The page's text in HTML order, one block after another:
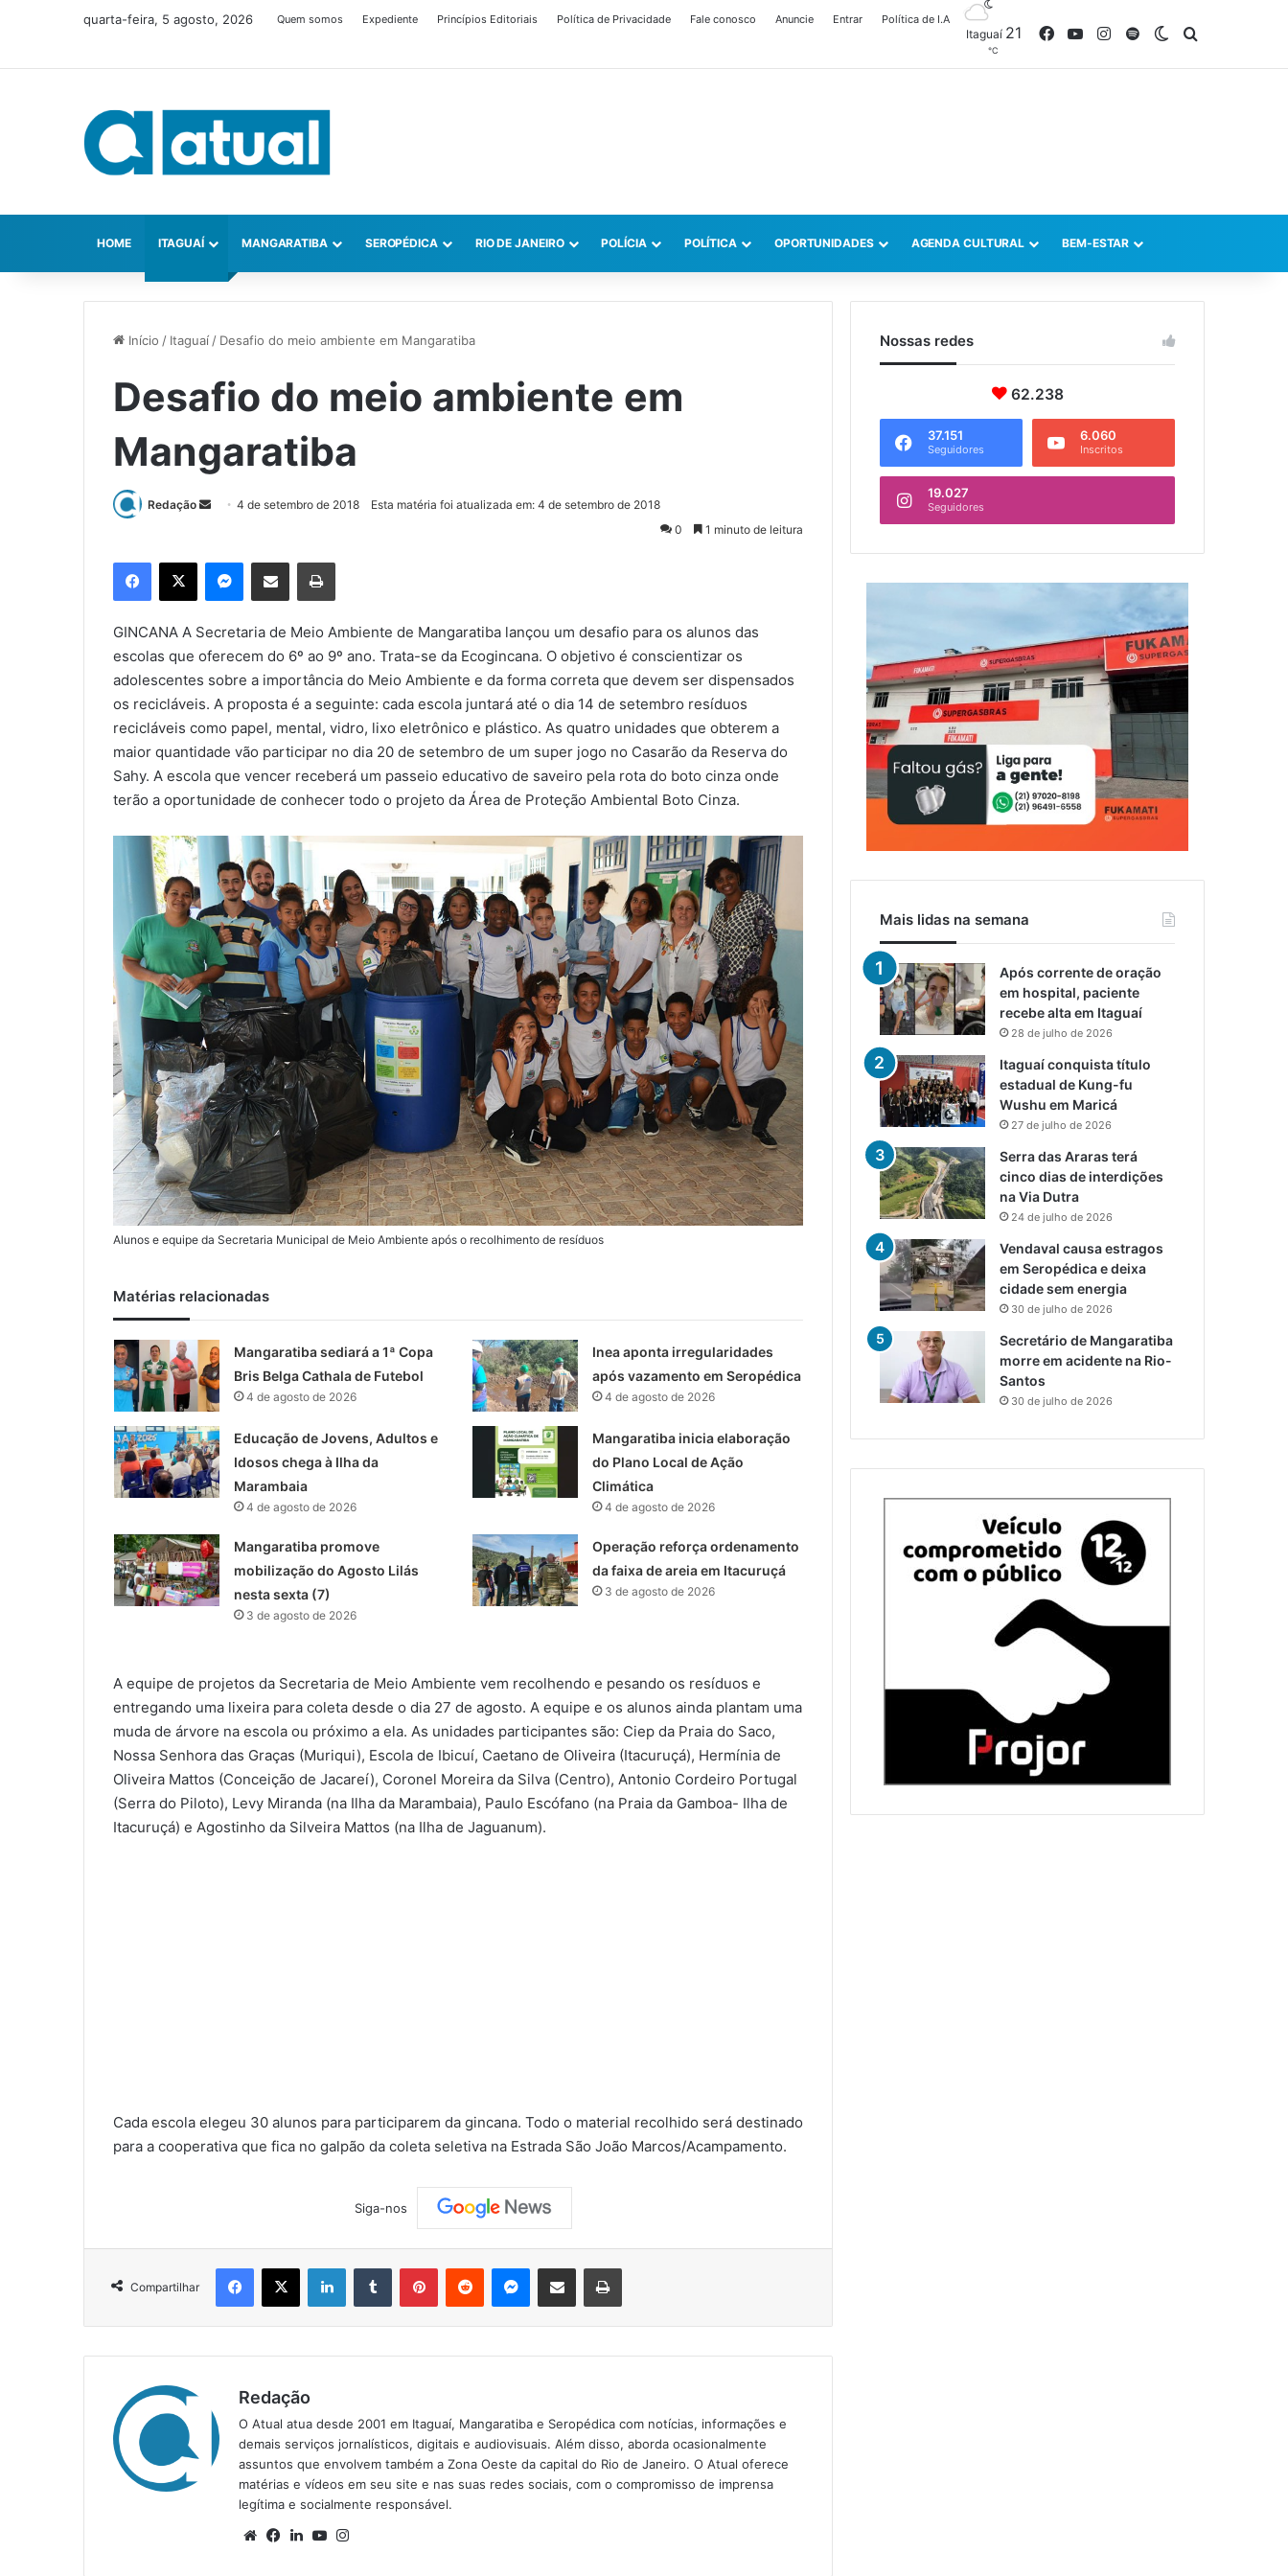
quarta-feira, 5 agosto, 2026 Quem somos Expediente Princípios Editoriais Política de Privacidade Fale conosco Anuncie Entrar Política de I.A
Itaguaí 21
℃
FacebookYouTubeInstagram
SpotifySwitch skin
HOME ITAGUAÍ MANGARATIBA SEROPÉDICA RIO DE JANEIRO POLÍCIA POLÍTICA OPORTUNIDADES AGENDA CULTURAL BEM-ESTAR
Início / Itaguaí/ Desafio do meio ambiente em Mangaratiba
Desafio do meio ambiente em
Mangaratiba
Redação
m
e
-
m
a
i
4 de setembro de 2018
Esta matéria foi atualizada em: 4 de setembro de 2018
0
1 minuto de leitura
GINCANA A Secretaria de Meio Ambiente de Mangaratiba lançou um desafio para os alunos das
escolas que oferecem do 6º ao 9º ano. Trata-se da Ecogincana. O objetivo é conscientizar os
adolescentes sobre a importância do Meio Ambiente e da forma correta que devem ser dispensados
os recicláveis. A proposta é a seguinte: cada escola juntará até o dia 14 de setembro resíduos
recicláveis como papel, mental, vidro, lixo eletrônico e plástico. As quatro unidades que obterem a
maior quantidade vão participar no dia 20 de setembro de um super jogo no Casarão da Reserva do
Sahy. A escola que vencer receberá um passeio educativo de saveiro pela rota do boto cinza onde
terão a oportunidade de conhecer todo o projeto da Área de Proteção Ambiental Boto Cinza.
Alunos e equipe da Secretaria Municipal de Meio Ambiente após o recolhimento de resíduos
Matérias relacionadas
Mangaratiba sediará a 1ª Copa
Bris Belga Cathala de Futebol
4 de agosto de 2026
Inea aponta irregularidades
após vazamento em Seropédica
4 de agosto de 2026
Educação de Jovens, Adultos e
Idosos chega à Ilha da
Marambaia
4 de agosto de 2026
Mangaratiba inicia elaboração
do Plano Local de Ação
Climática
4 de agosto de 2026
Mangaratiba promove
mobilização do Agosto Lilás
nesta sexta (7)
3 de agosto de 2026
Operação reforça ordenamento
da faixa de areia em Itacuruçá
3 de agosto de 2026
A equipe de projetos da Secretaria de Meio Ambiente vem recolhendo e pesando os resíduos e
entregando uma lixeira para coleta desde o dia 27 de agosto. A equipe e os alunos ainda plantam uma
muda de árvore na escola ou próximo a ela. As unidades participantes são: Ciep da Praia do Saco,
Nossa Senhora das Graças (Muriqui), Escola de Ibicuí, Caetano de Oliveira (Itacuruçá), Hermínia de
Oliveira Mattos (Conceição de Jacareí), Coronel Moreira da Silva (Centro), Antonio Cordeiro Portugal
(Serra do Piloto), Levy Miranda (na Ilha da Marambaia), Paulo Escófano (na Praia da Gamboa- Ilha de
Itacuruçá) e Agostinho da Silveira Mattos (na Ilha de Jaguanum).
Cada escola elegeu 30 alunos para participarem da gincana. Todo o material recolhido será destinado
para a cooperativa que fica no galpão da coleta seletiva na Estrada São João Marcos/Acampamento.
Siga-nos
Compartilhar
Redação
O Atual atua desde 2001 em Itaguaí, Mangaratiba e Seropédica com notícias, informações e
demais serviços jornalísticos, digitais e audiovisuais. Além disso, aborda ocasionalmente
assuntos que envolvem também a Zona Oeste da capital do Rio de Janeiro. O Atual oferece
matérias e vídeos em seu site e nas suas redes sociais, com o compromisso de imprensa
legítima e socialmente responsável.
We Fa Lin Yo
Nossas redes
62.238
37.151
Seguidores
6.060
Inscritos
19.027
Seguidores
Mais lidas na semana
Após corrente de oração
em hospital, paciente
recebe alta em Itaguaí
28 de julho de 2026
Itaguaí conquista título
estadual de Kung-fu
Wushu em Maricá
27 de julho de 2026
Serra das Araras terá
cinco dias de interdições
na Via Dutra
24 de julho de 2026
Vendaval causa estragos
em Seropédica e deixa
cidade sem energia
30 de julho de 2026
Secretário de Mangaratiba
morre em acidente na Rio-
Santos
30 de julho de 2026